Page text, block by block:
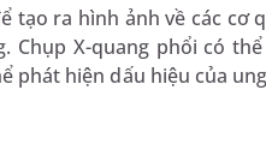
tạo ra hình ảnh về các
Chụp X-quang phổi có
phát hiện dấu hiệu của